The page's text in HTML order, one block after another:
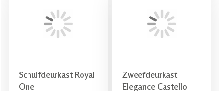
Schuifdeurkast Royal
One
Zweefdeurkast
Elegance Castello